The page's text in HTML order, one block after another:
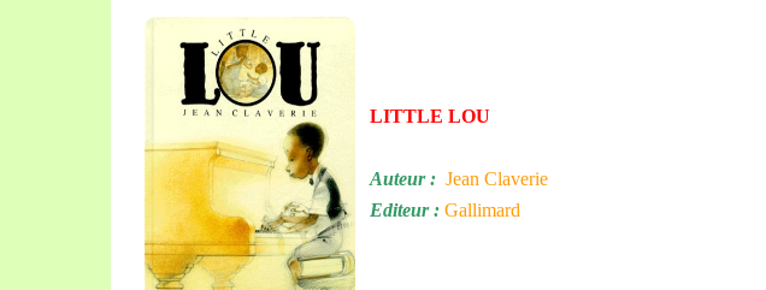
LITTLE LOU
Auteur : Jean Claverie
Editeur : Gallimard